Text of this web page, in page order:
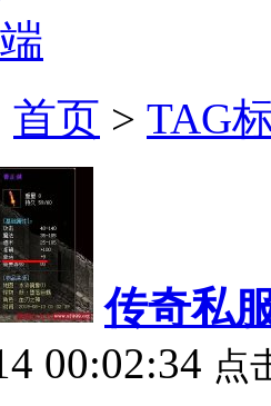
首页 > TAG
传奇私
00:02:34 点